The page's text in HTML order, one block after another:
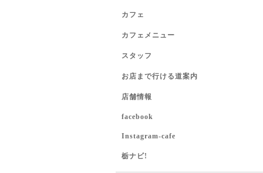
カフェ
カフェメニュー
スタッフ
お店まで行ける道案内
店舗情報
facebook
Instagram-cafe
栃ナビ!